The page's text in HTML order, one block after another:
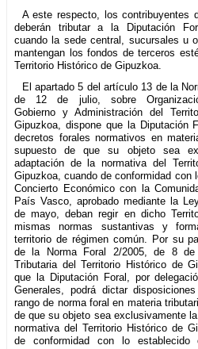
A este respecto, los contribuyentes
deberán tributar a la Diputación
cuando la sede central, sucursales u
mantengan los fondos de terceros
Territorio Histórico de Gipuzkoa.
El apartado 5 del artículo 13 de la
de 12 de julio, sobre
Gobierno y Administración del
Gipuzkoa, dispone que la Diputación
decretos forales normativos en
supuesto de que su objeto sea
adaptación de la normativa del
Gipuzkoa, cuando de conformidad con
Concierto Económico con la
País Vasco, aprobado mediante la
de mayo, deban regir en dicho
mismas normas sustantivas y
territorio de régimen común. Por su
de la Norma Foral 2/2005, de 8 de
Tributaria del Territorio Histórico de
que la Diputación Foral, por
Generales, podrá dictar
rango de norma foral en materia
de que su objeto sea exclusivamente
normativa del Territorio Histórico de
de conformidad con lo establecido